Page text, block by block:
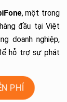
, một trong
đầu tại Việt
doanh nghiệp,
hỗ trợ sự phát
PHÍ